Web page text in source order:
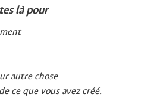
là pour
autre chose
ce que vous avez créé.